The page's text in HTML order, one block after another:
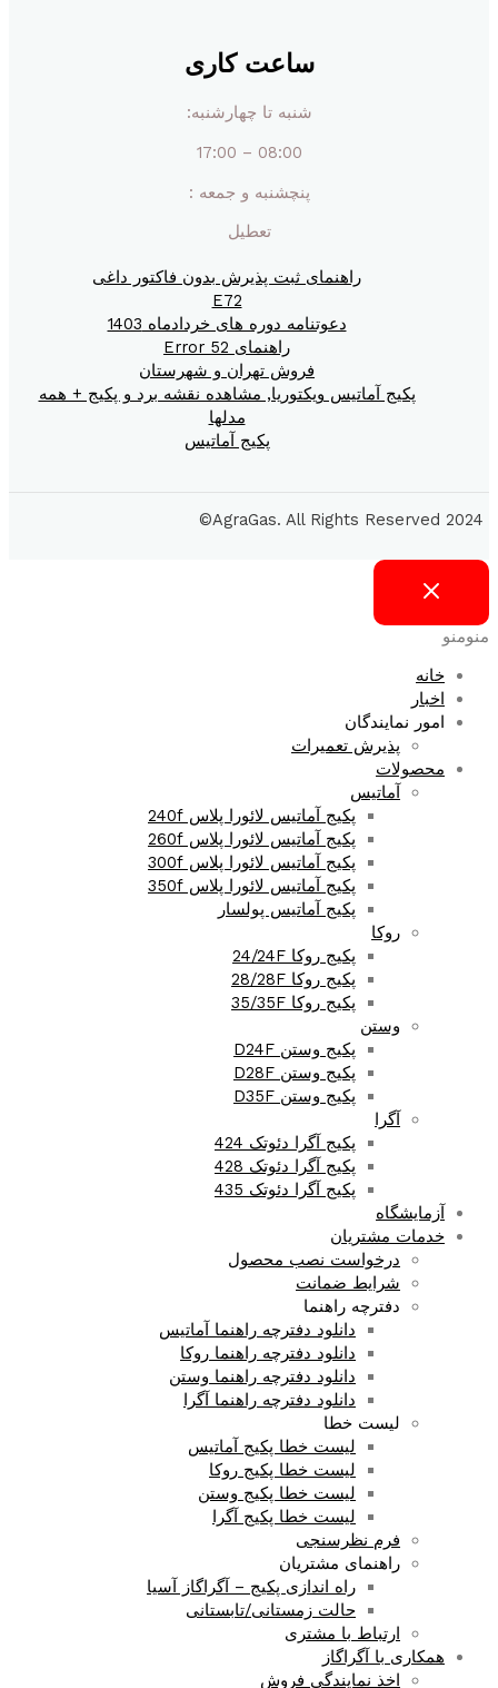
ساعت کاری
شنبه تا چهارشنبه:
08:00 – 17:00
پنچشنبه و جمعه :
تعطیل
راهنمای ثبت پذیرش بدون فاکتور داغی
E72
دعوتنامه دوره های خردادماه 1403
راهنمای Error 52
فروش تهران و شهرستان
پکیج آماتیس ویکتوریا, مشاهده نقشه برد و پکیج + همه
مدلها
پکیج آماتیس
منومنو
خانه
اخبار
امور نمایندگان
پذیرش تعمیرات
محصولات
آماتیس
پکیج آماتیس لائورا پلاس 240f
پکیج آماتیس لائورا پلاس 260f
پکیج آماتیس لائورا پلاس 300f
پکیج آماتیس لائورا پلاس 350f
پکیج آماتیس پولسار
روکا
پکیج روکا 24/24F
پکیج روکا 28/28F
پکیج روکا 35/35F
وستن
پکیج وستن D24F
پکیج وستن D28F
پکیج وستن D35F
آگرا
پکیج آگرا دئوتک 424
پکیج آگرا دئوتک 428
پکیج آگرا دئوتک 435
آزمایشگاه
خدمات مشتریان
درخواست نصب محصول
شرایط ضمانت
دفترچه راهنما
دانلود دفترچه راهنما آماتیس
دانلود دفترچه راهنما روکا
دانلود دفترچه راهنما وستن
دانلود دفترچه راهنما آگرا
لیست خطا
لیست خطا پکیج آماتیس
لیست خطا پکیج روکا
لیست خطا پکیج وستن
لیست خطا پکیج آگرا
فرم نظرسنجی
راهنمای مشتریان
راه اندازی پکیج – آگراگاز آسیا
حالت زمستانی/تابستانی
ارتباط با مشتری
همکاری با آگراگاز
اخذ نمایندگی فروش